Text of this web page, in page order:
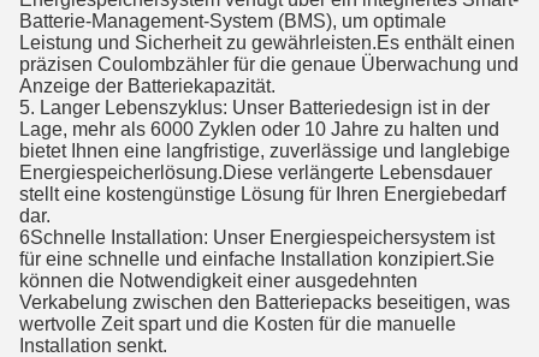
Batterie-Management-System (BMS), um optimale
Leistung und Sicherheit zu gewährleisten.Es enthält einen
präzisen Coulombzähler für die genaue Überwachung und
Anzeige der Batteriekapazität.
5. Langer Lebenszyklus: Unser Batteriedesign ist in der
Lage, mehr als 6000 Zyklen oder 10 Jahre zu halten und
bietet Ihnen eine langfristige, zuverlässige und langlebige
Energiespeicherlösung.Diese verlängerte Lebensdauer
stellt eine kostengünstige Lösung für Ihren Energiebedarf
dar.
6Schnelle Installation: Unser Energiespeichersystem ist
für eine schnelle und einfache Installation konzipiert.Sie
können die Notwendigkeit einer ausgedehnten
Verkabelung zwischen den Batteriepacks beseitigen, was
wertvolle Zeit spart und die Kosten für die manuelle
Installation senkt.